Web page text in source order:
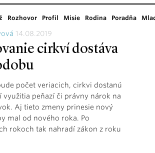
Rozhovor Profil Misie Rodina Poradňa
14.08.2019
cirkví dostáva
počet veriacich, cirkvi dostanú
využitia peňazí či právny nárok na
Aj tieto zmeny prinesie nový
mal od nového roka. Po
rokoch tak nahradí zákon z roku